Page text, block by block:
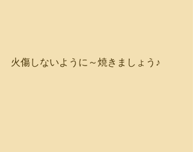
火傷しないように～焼きましょう♪